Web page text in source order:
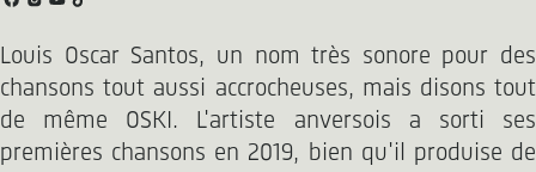
Louis Oscar Santos, un nom très sonore pour des
chansons tout aussi accrocheuses, mais disons tout
de même OSKI. L'artiste anversois a sorti ses
premières chansons en 2019, bien qu'il produise de